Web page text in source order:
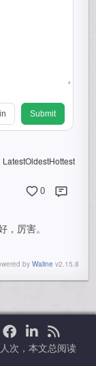
Submit
LatestOldestHottest
0
厉害。
by Waline v2.15.8
人次，本文总阅读